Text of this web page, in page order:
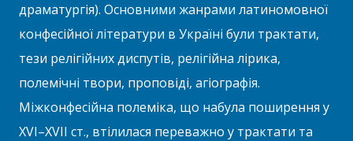
драматургія). Основними жанрами латиномовної
конфесійної літератури в Україні були трактати,
тези релігійних диспутів, релігійна лірика,
полемічні твори, проповіді, агіографія.
Міжконфесійна полеміка, що набула поширення у
XVI–XVII ст., втілилася переважно у трактати та